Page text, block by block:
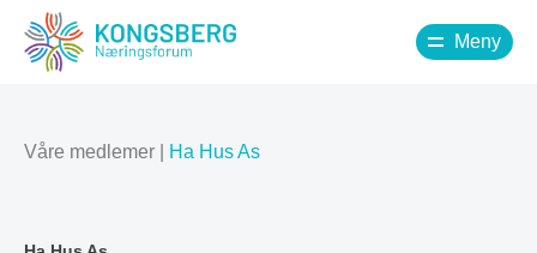
Meny
Våre medlemer Ha Hus As